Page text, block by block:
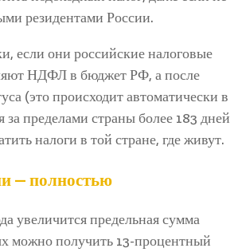
резидентами России.
если они российские налоговые
НДФЛ в бюджет РФ, а после
(это происходит автоматически в
за пределами страны более 183 дней
налоги в той стране, где живут.
— полностью
увеличится предельная сумма
можно получить 13-процентный